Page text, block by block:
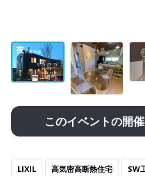
このイベントの開
LIXIL 高気密高断熱住宅 SW